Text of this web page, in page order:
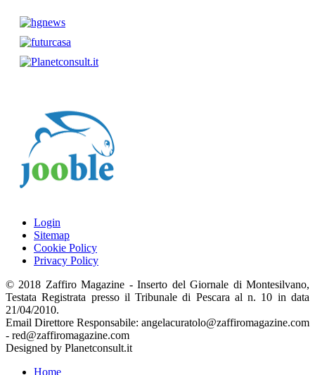
Login
Sitemap
Cookie Policy
Privacy Policy
© 2018 Zaffiro Magazine - Inserto del Giornale di Montesilvano,
Testata Registrata presso il Tribunale di Pescara al n. 10 in data
21/04/2010.
Email Direttore Responsabile: angelacuratolo@zaffiromagazine.com
- red@zaffiromagazine.com
Designed by Planetconsult.it
Home